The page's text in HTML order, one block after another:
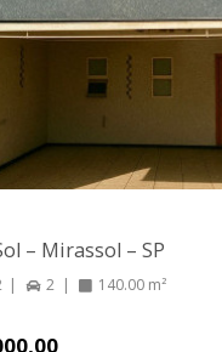
– Mirassol – SP
2 140.00 m²